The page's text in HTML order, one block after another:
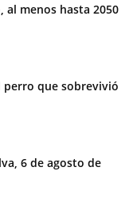
al menos hasta 2050
perro que sobrevivió
6 de agosto de